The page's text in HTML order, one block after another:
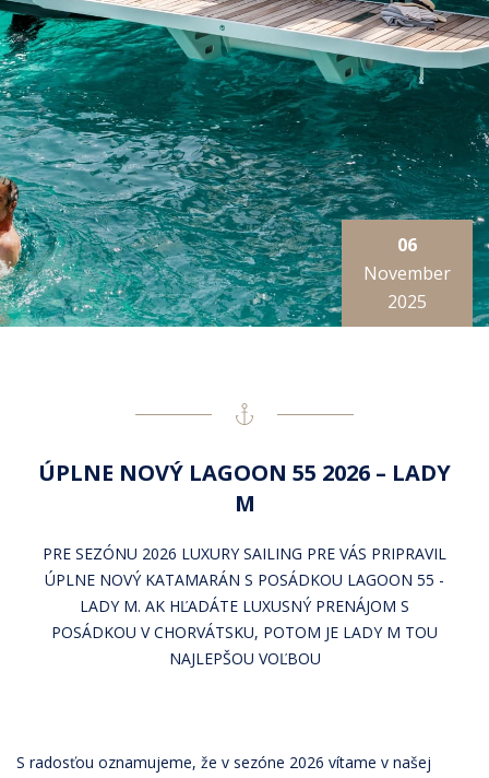
06
November
2025
ÚPLNE NOVÝ LAGOON 55 2026 – LADY
M
PRE SEZÓNU 2026 LUXURY SAILING PRE VÁS PRIPRAVIL
ÚPLNE NOVÝ KATAMARÁN S POSÁDKOU LAGOON 55 -
LADY M. AK HĽADÁTE LUXUSNÝ PRENÁJOM S
POSÁDKOU V CHORVÁTSKU, POTOM JE LADY M TOU
NAJLEPŠOU VOĽBOU
S radosťou oznamujeme, že v sezóne 2026 vítame v našej